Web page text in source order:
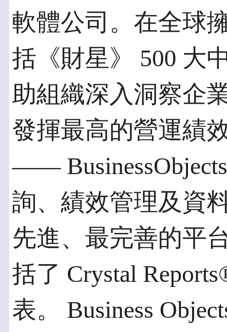
軟體公司。在全球
括《財星》 500 大
助組織深入洞察企
發揮最高的營運績
——
詢、績效管理及資
先進、最完善的平
括了 Crystal
表。 Business